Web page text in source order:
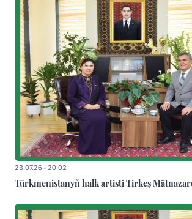
23.07.26 - 20:02
Türkmenistanyň halk artisti Tirkeş